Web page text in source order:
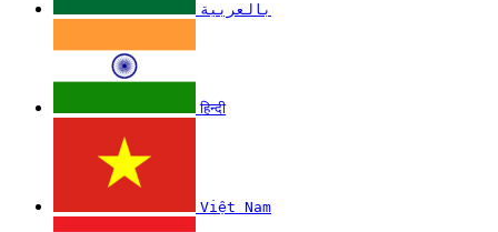
بالعربية
हिन्दी
Việt Nam